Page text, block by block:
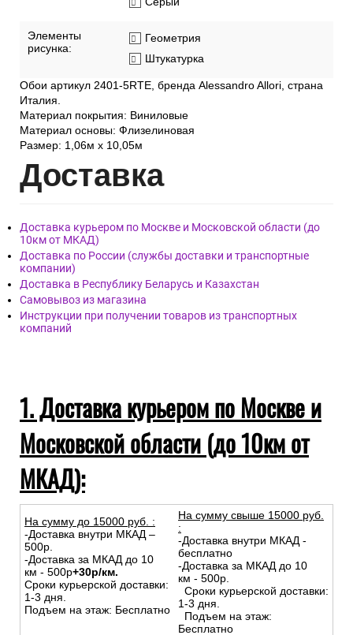
Элементы
рисунка:
Геометрия
Штукатурка
Обои артикул 2401-5RTE, бренда Alessandro Allori, страна
Италия.
Материал покрытия: Виниловые
Материал основы: Флизелиновая
Размер: 1,06м х 10,05м
Доставка
Доставка курьером по Москве и Московской области (до
10км от МКАД)
Доставка по России (службы доставки и транспортные
компании)
Доставка в Республику Беларусь и Казахстан
Самовывоз из магазина
Инструкции при получении товаров из транспортных
компаний
1. Доставка курьером по Москве и
Московской области (до 10км от
МКАД):
На сумму до 15000 руб. :
-Доставка внутри МКАД –
500р.
-Доставка за МКАД до 10
км - 500р+30р/км.
Сроки курьерской доставки:
1-3 дня.
Подъем на этаж: Бесплатно
На сумму свыше 15000 руб.
:
-Доставка внутри МКАД -
бесплатно
-Доставка за МКАД до 10
км - 500р.
Сроки курьерской доставки:
1-3 дня.
Подъем на этаж:
Бесплатно